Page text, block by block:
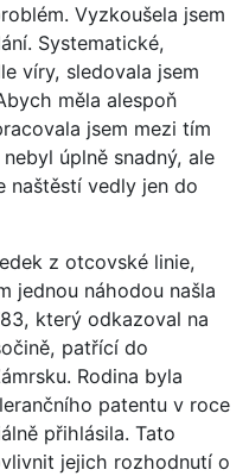
Vyzkoušela jsem
Systematické,
víry, sledovala jsem
měla alespoň
jsem mezi tím
úplně snadný, ale
naštěstí vedly jen do
z otcovské linie,
jednou náhodou našla
který odkazoval na
patřící do
Rodina byla
patentu v roce
přihlásila. Tato
jejich rozhodnutí o